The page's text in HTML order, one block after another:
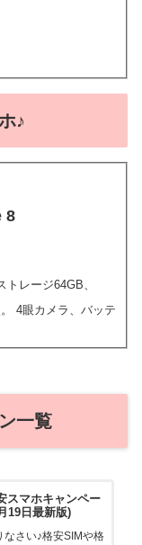
♪
8
レージ64GB、
4眼カメラ、バッテ
一覧
スマホキャンペー
19日最新版)
さい♪格安SIMや格